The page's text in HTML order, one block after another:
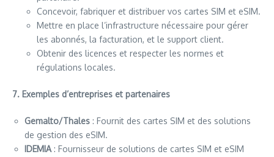
Concevoir, fabriquer et distribuer vos cartes SIM et eSIM.
Mettre en place l’infrastructure nécessaire pour gérer
les abonnés, la facturation, et le support client.
Obtenir des licences et respecter les normes et
régulations locales.
7. Exemples d’entreprises et partenaires
Gemalto/Thales : Fournit des cartes SIM et des solutions
de gestion des eSIM.
IDEMIA : Fournisseur de solutions de cartes SIM et eSIM